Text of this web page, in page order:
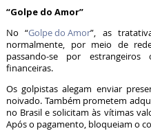
“Golpe do Amor”
No “Golpe do Amor”, as
normalmente, por meio de
passando-se por
financeiras.
Os golpistas alegam enviar
noivado. Também prometem
no Brasil e solicitam às vítimas
Após o pagamento, bloqueiam o